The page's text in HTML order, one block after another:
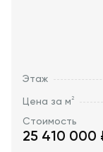
Этаж
Цена за м2
Стоимость
25 410 000